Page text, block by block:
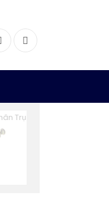
InstagramDribbble
Trụ